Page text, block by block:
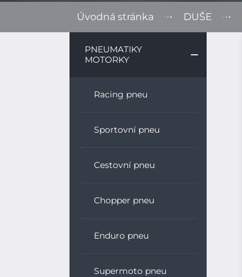
Úvodná stránka DUŠE
PNEUMATIKY
MOTORKY
Racing pneu
Sportovní pneu
Cestovní pneu
Chopper pneu
Enduro pneu
Supermoto pneu